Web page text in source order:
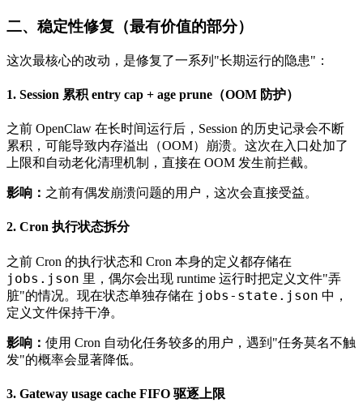
二、稳定性修复（最有价值的部分）
这次最核心的改动，是修复了一系列"长期运行的隐患"：
1. Session 累积 entry cap + age prune（OOM 防护）
之前 OpenClaw 在长时间运行后，Session 的历史记录会不断
累积，可能导致内存溢出（OOM）崩溃。这次在入口处加了
上限和自动老化清理机制，直接在 OOM 发生前拦截。
影响： 之前有偶发崩溃问题的用户，这次会直接受益。
2. Cron 执行状态拆分
之前 Cron 的执行状态和 Cron 本身的定义都存储在
jobs.json 里，偶尔会出现 runtime 运行时把定义文件"弄
脏"的情况。现在状态单独存储在 jobs-state.json 中，
定义文件保持干净。
影响： 使用 Cron 自动化任务较多的用户，遇到"任务莫名不触
发"的概率会显著降低。
3. Gateway usage cache FIFO 驱逐上限